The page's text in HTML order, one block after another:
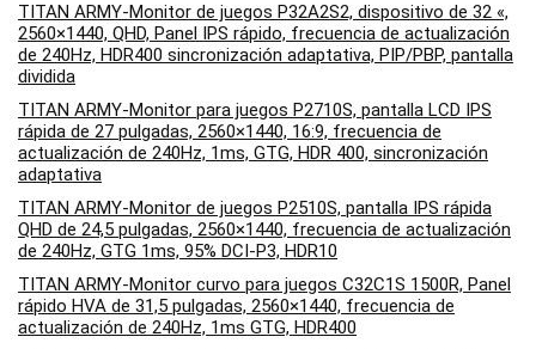
TITAN ARMY-Monitor de juegos P32A2S2, dispositivo de 32 «,
2560×1440, QHD, Panel IPS rápido, frecuencia de actualización
de 240Hz, HDR400 sincronización adaptativa, PIP/PBP, pantalla
dividida
TITAN ARMY-Monitor para juegos P2710S, pantalla LCD IPS
rápida de 27 pulgadas, 2560×1440, 16:9, frecuencia de
actualización de 240Hz, 1ms, GTG, HDR 400, sincronización
adaptativa
TITAN ARMY-Monitor de juegos P2510S, pantalla IPS rápida
QHD de 24,5 pulgadas, 2560×1440, frecuencia de actualización
de 240Hz, GTG 1ms, 95% DCI-P3, HDR10
TITAN ARMY-Monitor curvo para juegos C32C1S 1500R, Panel
rápido HVA de 31,5 pulgadas, 2560×1440, frecuencia de
actualización de 240Hz, 1ms GTG, HDR400